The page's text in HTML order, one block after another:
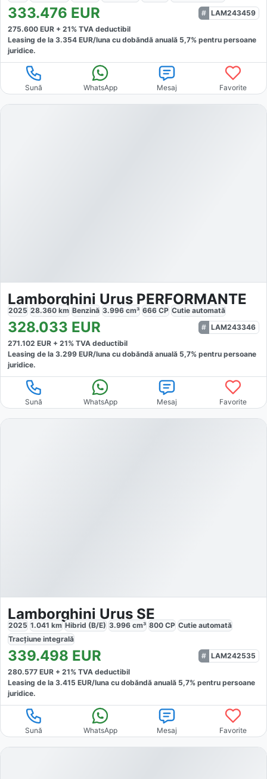
333.476 EUR
LAM243459
275.600 EUR + 21% TVA deductibil
Leasing de la 3.354 EUR/luna cu dobăndă anuală 5,7% pentru persoane
juridice.
Sună WhatsApp Mesaj Favorite
Lamborghini Urus PERFORMANTE
2025 28.360 km Benzină 3.996 cm³ 666 CP Cutie automată
328.033 EUR
LAM243346
271.102 EUR + 21% TVA deductibil
Leasing de la 3.299 EUR/luna cu dobăndă anuală 5,7% pentru persoane
juridice.
Sună WhatsApp Mesaj Favorite
Lamborghini Urus SE
2025 1.041 km Hibrid (B/E) 3.996 cm³ 800 CP Cutie automată
Tracțiune integrală
339.498 EUR
LAM242535
280.577 EUR + 21% TVA deductibil
Leasing de la 3.415 EUR/luna cu dobăndă anuală 5,7% pentru persoane
juridice.
Sună WhatsApp Mesaj Favorite